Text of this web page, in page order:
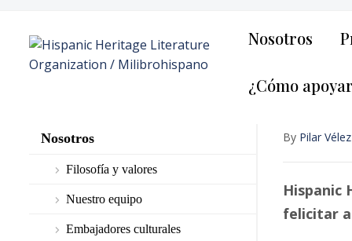
Nosotros
¿Cómo
Nosotros
Filosofía y valores
Nuestro equipo
Embajadores culturales
By Pilar Vélez
Hispanic
felicitar a